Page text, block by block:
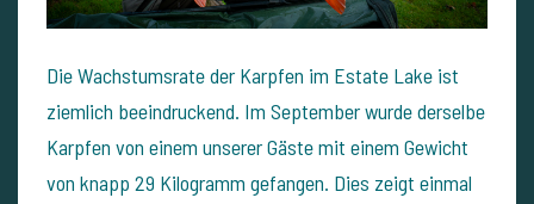
Die Wachstumsrate der Karpfen im Estate Lake ist
ziemlich beeindruckend. Im September wurde derselbe
Karpfen von einem unserer Gäste mit einem Gewicht
von knapp 29 Kilogramm gefangen. Dies zeigt einmal